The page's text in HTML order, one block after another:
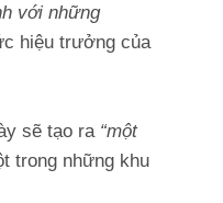
với những
hiệu trưởng của
sẽ tạo ra “một
trong những khu